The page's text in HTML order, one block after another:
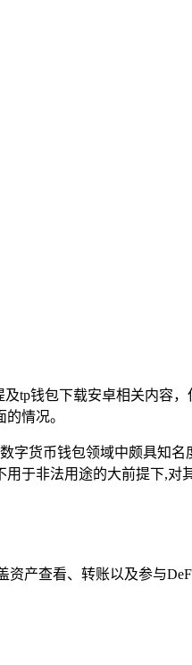
tp钱包下载安卓相关内容
情况。
字货币钱包领域中颇具知
于非法用途的大前提下,对
产查看、转账以及参与